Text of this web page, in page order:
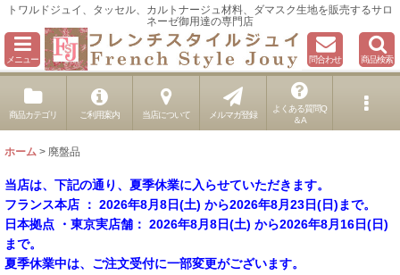
トワルドジュイ、タッセル、カルトナージュ材料、ダマスク生地を販売するサロ
ネーゼ御用達の専門店
メニュー 問合わせ 商品検索
商品カテゴリ ご利用案内 当店について メルマガ登録
よくある質問Q
＆A
ホーム > 廃盤品
当店は、下記の通り、夏季休業に入らせていただきます。
フランス本店 ： 2026年8月8日(土) から2026年8月23日(日)まで。
日本拠点 ・東京実店舗： 2026年8月8日(土) から2026年8月16日(日)
まで。
夏季休業中は、ご注文受付に一部変更がございます。